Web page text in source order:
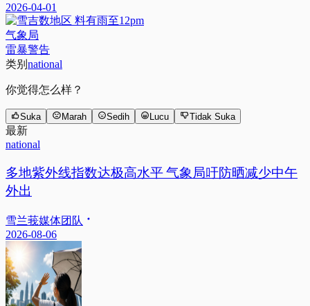
2026-04-01
气象局
雷暴警告
类别 national
你觉得怎么样？
Suka Marah Sedih Lucu Tidak Suka
最新
national
多地紫外线指数达极高水平 气象局吁防晒减少中午
外出
雪兰莪媒体团队
2026-08-06